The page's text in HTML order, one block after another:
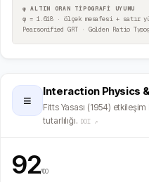
φ ALTIN ORAN TİPOGRAFİ UYUMU
φ = 1.618 · ölçek mesafesi + satır
Pearsonified GRT · Golden Ratio
≡
Interaction Physics
Fitts Yasası (1954)
tutarlılığı. DOI ↗
92/100